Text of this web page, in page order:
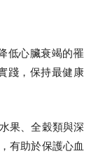
低心臟衰竭的罹
踐，保持最健康
果、全穀類與深
有助於保護心血